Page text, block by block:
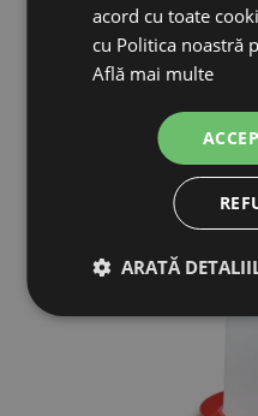
PRODUSE
acord cu toate
cu Politica noastră
Află mai multe
ARATĂ